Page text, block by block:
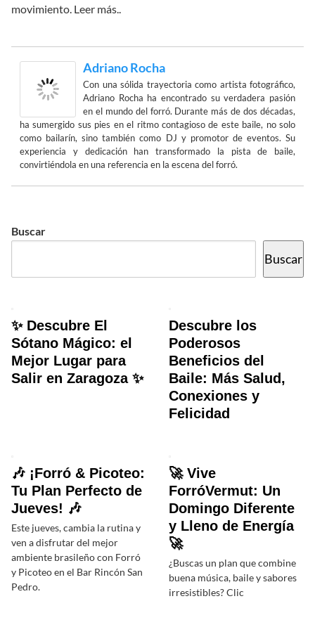
movimiento. Leer más..
Adriano Rocha
Con una sólida trayectoria como artista fotográfico,
Adriano Rocha ha encontrado su verdadera pasión
en el mundo del forró. Durante más de dos décadas,
ha sumergido sus pies en el ritmo contagioso de este baile, no solo
como bailarín, sino también como DJ y promotor de eventos. Su
experiencia y dedicación han transformado la pista de baile,
convirtiéndola en una referencia en la escena del forró.
Buscar
Buscar
✨ Descubre El
Sótano Mágico: el
Mejor Lugar para
Salir en Zaragoza ✨
Descubre los
Poderosos
Beneficios del
Baile: Más Salud,
Conexiones y
Felicidad
🎶 ¡Forró & Picoteo:
Tu Plan Perfecto de
Jueves! 🎶
Este jueves, cambia la rutina y
ven a disfrutar del mejor
ambiente brasileño con Forró
y Picoteo en el Bar Rincón San
Pedro.
🚀 Vive
ForróVermut: Un
Domingo Diferente
y Lleno de Energía
🚀
¿Buscas un plan que combine
buena música, baile y sabores
irresistibles? Clic